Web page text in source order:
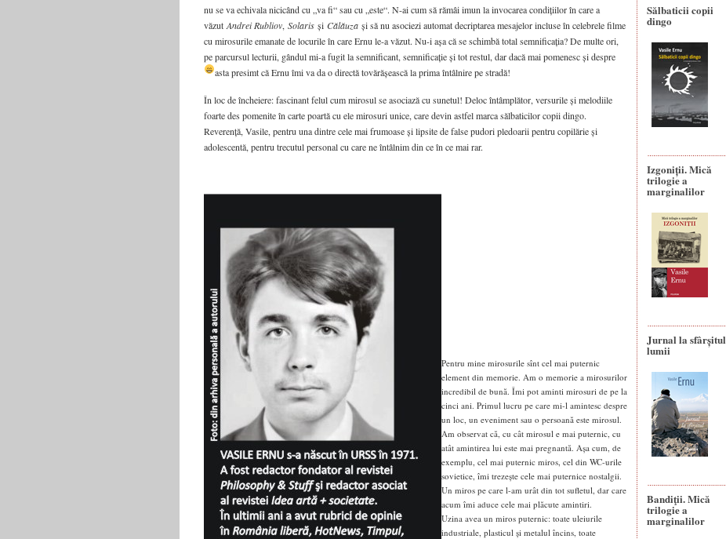
nu se va echivala nicicând cu „va fi“ sau cu „este“. N-ai cum să rămâi imun la invocarea condițiilor în care a
văzut Andrei Rubliov, Solaris și Călăuza și să nu asociezi automat decriptarea mesajelor incluse în celebrele filme
cu mirosurile emanate de locurile în care Ernu le-a văzut. Nu-i așa că se schimbă total semnificația? De multe ori,
pe parcursul lecturii, gândul mi-a fugit la semnificant, semnificație și tot restul, dar dacă mai pomenesc și despre
asta presimt că Ernu îmi va da o directă tovărășească la prima întâlnire pe stradă!
În loc de încheiere: fascinant felul cum mirosul se asociază cu sunetul! Deloc întâmplător, versurile și melodiile
foarte des pomenite în carte poartă cu ele mirosuri unice, care devin astfel marca sălbaticilor copii dingo.
Reverență, Vasile, pentru una dintre cele mai frumoase și lipsite de false pudori pledoarii pentru copilărie și
adolescentă, pentru trecutul personal cu care ne întâlnim din ce în ce mai rar.
Pentru mine mirosurile sînt cel mai puternic
element din memorie. Am o memorie a mirosurilor
incredibil de bună. Îmi pot aminti mirosuri de pe la
cinci ani. Primul lucru pe care mi-l amintesc despre
un loc, un eveniment sau o persoană este mirosul.
Am observat că, cu cât mirosul e mai puternic, cu
atât amintirea lui este mai pregnantă. Așa cum, de
exemplu, cel mai puternic miros, cel din WC-urile
sovietice, îmi trezește cele mai puternice nostalgii.
Un miros pe care l-am urât din tot sufletul, dar care
acum îmi aduce cele mai plăcute amintiri.
Uzina avea un miros puternic: toate uleiurile
industriale, plasticul și metalul încins, toate
Sălbaticii copii
dingo
Izgoniții. Mică
trilogie a
marginalilor
Jurnal la sfârșitul
lumii
Bandiţii. Mică
trilogie a
marginalilor